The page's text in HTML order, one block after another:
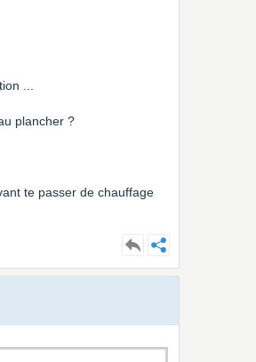
...
plancher ?
te passer de chauffage